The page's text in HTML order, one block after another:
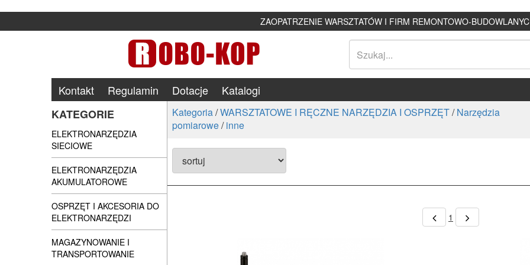
ZAOPATRZENIE WARSZTATÓW I FIRM REMONTOWO-
Kontakt Regulamin Dotacje
Katalogi
KATEGORIE
ELEKTRONARZĘDZIA
SIECIOWE
ELEKTRONARZĘDZIA
AKUMULATOROWE
OSPRZĘT I AKCESORIA DO
ELEKTRONARZĘDZI
MAGAZYNOWANIE I
TRANSPORTOWANIE
Kategoria/WARSZTATOWE I RĘCZNE NARZĘDZIA I OSPRZĘT/Narzędzia
pomiarowe/inne
1